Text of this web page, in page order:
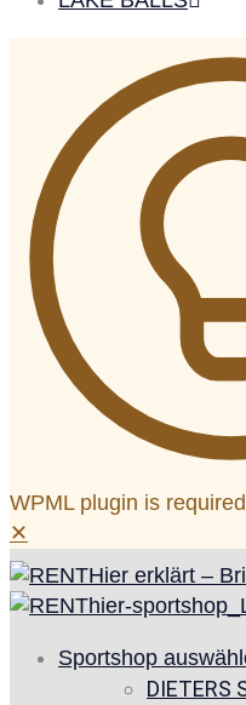
WPML plugin is
✕
Sportshop
DIETERS